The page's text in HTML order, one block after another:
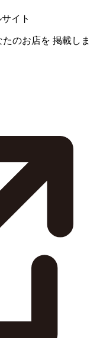
イト
たのお店を 掲載しま